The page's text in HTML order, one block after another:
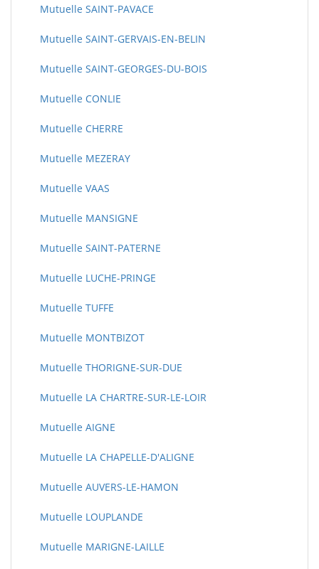
Mutuelle SAINT-PAVACE
Mutuelle SAINT-GERVAIS-EN-BELIN
Mutuelle SAINT-GEORGES-DU-BOIS
Mutuelle CONLIE
Mutuelle CHERRE
Mutuelle MEZERAY
Mutuelle VAAS
Mutuelle MANSIGNE
Mutuelle SAINT-PATERNE
Mutuelle LUCHE-PRINGE
Mutuelle TUFFE
Mutuelle MONTBIZOT
Mutuelle THORIGNE-SUR-DUE
Mutuelle LA CHARTRE-SUR-LE-LOIR
Mutuelle AIGNE
Mutuelle LA CHAPELLE-D'ALIGNE
Mutuelle AUVERS-LE-HAMON
Mutuelle LOUPLANDE
Mutuelle MARIGNE-LAILLE